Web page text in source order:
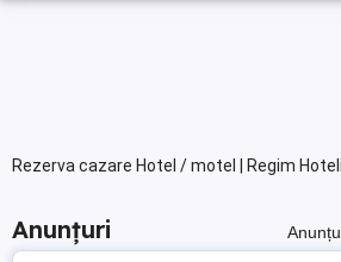
Rezerva cazare Hotel / motel | Regim
Anunțuri